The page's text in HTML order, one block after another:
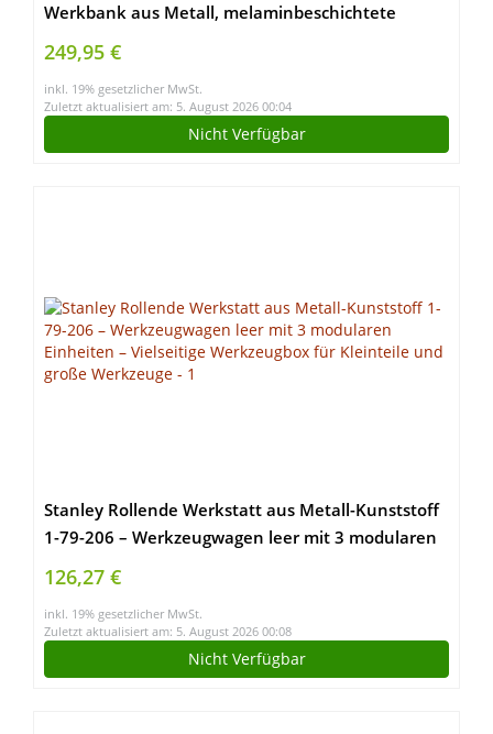
Werkbank aus Metall, melaminbeschichtete
Arbeitsplatte, Problemlöser für Ecke (180×120,
Schwarz)
249,95 €
inkl. 19% gesetzlicher MwSt.
Zuletzt aktualisiert am: 5. August 2026 00:04
Nicht Verfügbar
Stanley Rollende Werkstatt aus Metall-Kunststoff
1-79-206 – Werkzeugwagen leer mit 3 modularen
Einheiten – Vielseitige Werkzeugbox für Kleinteile
und große Werkzeuge
126,27 €
inkl. 19% gesetzlicher MwSt.
Zuletzt aktualisiert am: 5. August 2026 00:08
Nicht Verfügbar